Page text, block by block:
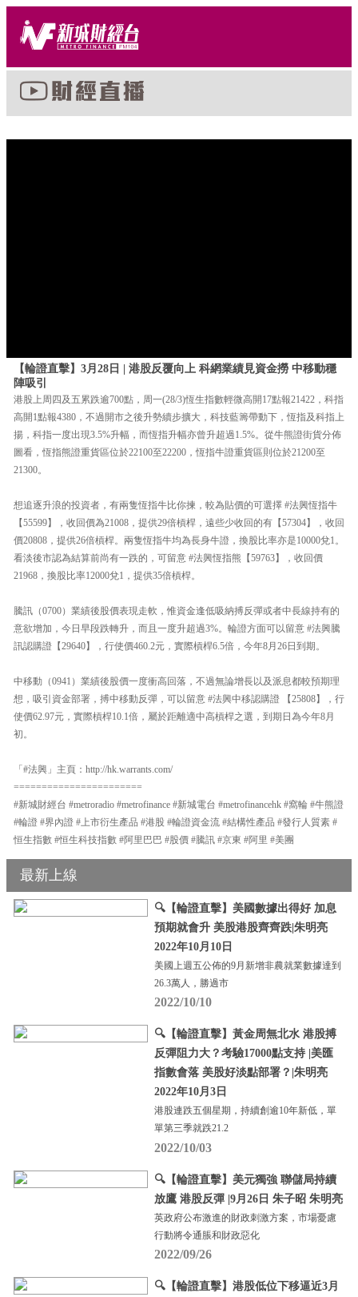
【輪證直擊】3月28日 | 港股反覆向上 科網業績見資金撈 中移動穩
陣吸引
港股上周四及五累跌逾700點，周一(28/3)恆生指數輕微高開17點報21422，科指
高開1點報4380，不過開市之後升勢續步擴大，科技藍籌帶動下，恆指及科指上
揚，科指一度出現3.5%升幅，而恆指升幅亦曾升超過1.5%。從牛熊證街貨分佈
圖看，恆指熊證重貨區位於22100至22200，恆指牛證重貨區則位於21200至
21300。
想追逐升浪的投資者，有兩隻恆指牛比你揀，較為貼價的可選擇 #法興恆指牛
【55599】，收回價為21008，提供29倍槓桿，遠些少收回的有【57304】，收回
價20808，提供26倍槓桿。兩隻恆指牛均為長身牛證，換股比率亦是10000兌1。
看淡後市認為結算前尚有一跌的，可留意 #法興恆指熊【59763】，收回價
21968，換股比率12000兌1，提供35倍槓桿。
騰訊（0700）業績後股價表現走軟，惟資金逢低吸納搏反彈或者中長線持有的
意欲增加，今日早段跌轉升，而且一度升超過3%。輪證方面可以留意 #法興騰
訊認購證【29640】，行使價460.2元，實際槓桿6.5倍，今年8月26日到期。
中移動（0941）業績後股價一度衝高回落，不過無論增長以及派息都較預期理
想，吸引資金部署，搏中移動反彈，可以留意 #法興中移認購證 【25808】，行
使價62.97元，實際槓桿10.1倍，屬於距離適中高槓桿之選，到期日為今年8月
初。
「#法興」主頁：http://hk.warrants.com/
=======================
#新城財經台 #metroradio #metrofinance #新城電台 #metrofinancehk #窩輪 #牛熊證
#輪證 #界內證 #上市衍生產品 #港股 #輪證資金流 #結構性產品 #發行人質素 #
恒生指數 #恒生科技指數 #阿里巴巴 #股價 #騰訊 #京東 #阿里 #美團
最新上線
🔍【輪證直擊】美國數據出得好 加息
預期就會升 美股港股齊齊跌|朱明亮
2022年10月10日
美國上週五公佈的9月新增非農就業數據達到
26.3萬人，勝過市
2022/10/10
🔍【輪證直擊】黃金周無北水 港股搏
反彈阻力大？考驗17000點支持 |美匯
指數會落 美股好淡點部署？|朱明亮
2022年10月3日
港股連跌五個星期，持續創逾10年新低，單
單第三季就跌21.2
2022/10/03
🔍【輪證直擊】美元獨強 聯儲局持續
放鷹 港股反彈 |9月26日 朱子昭 朱明亮
英政府公布激進的財政刺激方案，市場憂慮
行動將令通脹和財政惡化
2022/09/26
🔍【輪證直擊】港股低位下移逼近3月